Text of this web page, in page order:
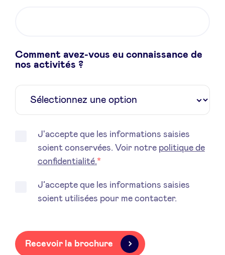
fr en
LinkedIn
Comment avez-vous eu connaissance de
nos activités ?
J'accepte que les informations saisies
soient conservées. Voir notre politique de
confidentialité.*
J’accepte que les informations saisies
soient utilisées pour me contacter.
Recevoir la brochure